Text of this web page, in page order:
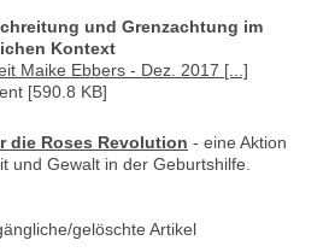
und Grenzachtung im
Kontext
Maike Ebbers - Dez. 2017 [...]
[590.8 KB]
die Roses Revolution - eine Aktion
und Gewalt in der Geburtshilfe.
gelöschte Artikel